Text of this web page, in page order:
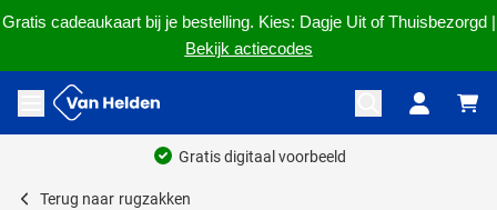
Gratis cadeaukaart bij je bestelling. Kies: Dagje Uit of Thuisbezorgd |
Bekijk actiecodes
Ga naar de inhoud
Menu openen
Ruim 60 jaar ervaring
Terug naar rugzakken